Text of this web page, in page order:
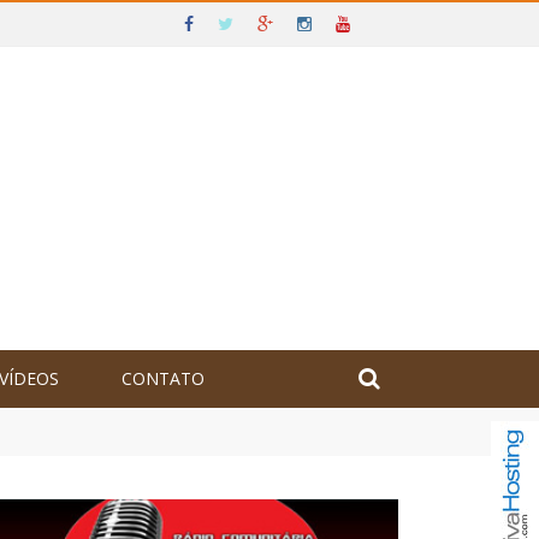
VÍDEOS CONTATO